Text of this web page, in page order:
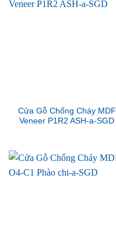
Cửa Gỗ Chống Cháy MDF
Veneer P1R2 ASH-a-SGD